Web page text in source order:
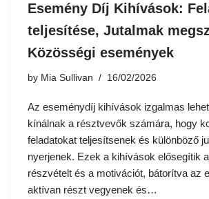
Esemény Díj Kihívások:
teljesítése, Jutalmak
Közösségi események
by Mia Sullivan 16/02/2026
Az eseménydíj kihívások izgalmas
kínálnak a résztvevők számára, hogy
feladatokat teljesítsenek és különböző
nyerjenek. Ezek a kihívások elősegítik
részvételt és a motivációt, bátorítva az
aktívan részt vegyenek és…